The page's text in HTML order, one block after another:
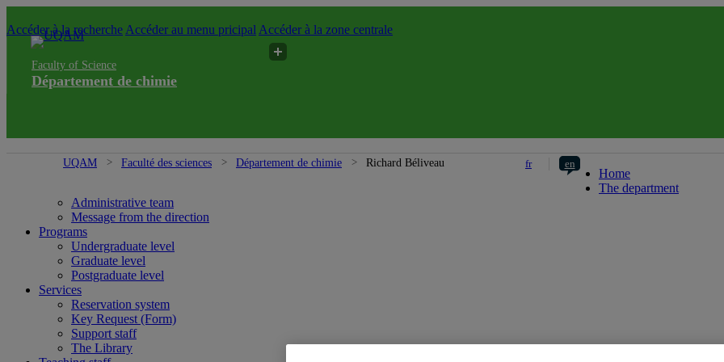
Accéder à la recherche Accéder au menu pricipal Accéder à la zone centrale
Faculty of Science
Département de chimie
UQAM Faculté des sciences Département de chimie Richard Béliveau fr en
Home
The department
Administrative team
Message from the direction
Programs
Undergraduate level
Graduate level
Postgraduate level
Services
Reservation system
Key Request (Form)
Support staff
The Library